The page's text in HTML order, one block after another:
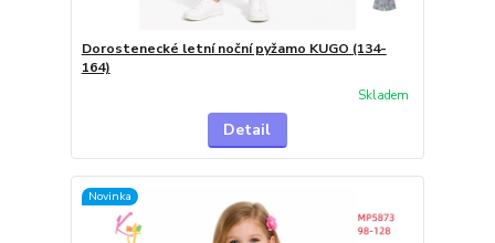
Dorostenecké letní noční pyžamo KUGO (134-
164)
Skladem
Detail
Novinka